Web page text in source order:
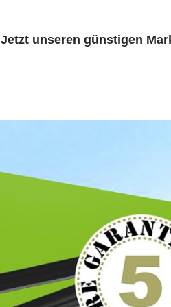
Jetzt unseren günstigen